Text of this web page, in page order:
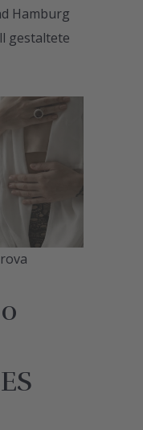
Hamburg
gestaltete